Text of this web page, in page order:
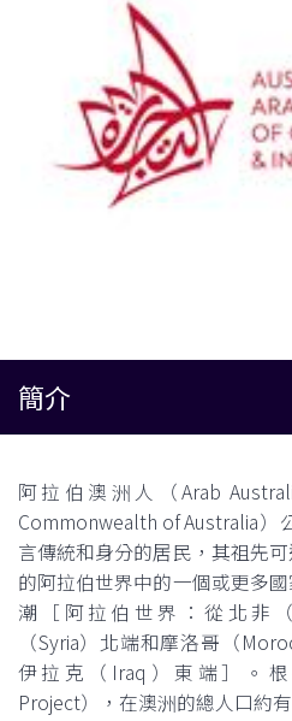
簡介
阿拉伯澳洲人（Arab
Commonwealth of Australia
言傳統和身分的居民，其祖先
的阿拉伯世界中的一個或更多
潮［阿拉伯世界：從北非
（Syria）北端和摩洛哥（
伊拉克（Iraq）東端］。
Project），在澳洲的總人口約